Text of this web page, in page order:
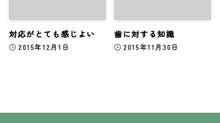
対応がとても感じよい
2015年12月1日
歯に対する知識
2015年11月30日